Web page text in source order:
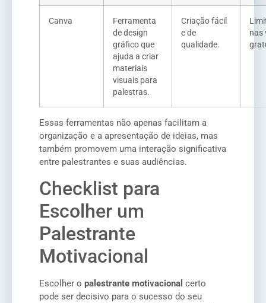
Canva
Ferramenta
de design
gráfico que
ajuda a criar
materiais
visuais para
palestras.
Criação fácil
e de
qualidade.
nas
Essas ferramentas não apenas facilitam a
organização e a apresentação de ideias, mas
também promovem uma interação significativa
entre palestrantes e suas audiências.
Checklist para
Escolher um
Palestrante
Motivacional
Escolher o palestrante motivacional certo
pode ser decisivo para o sucesso do seu